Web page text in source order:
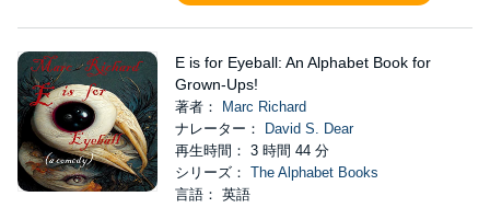
E is for Eyeball: An Alphabet Book for
Grown-Ups!
著者：
Marc Richard
ナレーター：
David S. Dear
再生時間： 3 時間 44 分
シリーズ： The Alphabet Books
言語： 英語